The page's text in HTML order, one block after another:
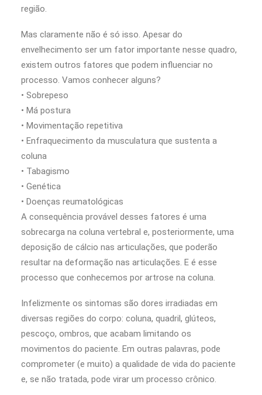
região.
Mas claramente não é só isso. Apesar do
envelhecimento ser um fator importante nesse quadro,
existem outros fatores que podem influenciar no
processo. Vamos conhecer alguns?
• Sobrepeso
• Má postura
• Movimentação repetitiva
• Enfraquecimento da musculatura que sustenta a
coluna
• Tabagismo
• Genética
• Doenças reumatológicas
A consequência provável desses fatores é uma
sobrecarga na coluna vertebral e, posteriormente, uma
deposição de cálcio nas articulações, que poderão
resultar na deformação nas articulações. E é esse
processo que conhecemos por artrose na coluna.
Infelizmente os sintomas são dores irradiadas em
diversas regiões do corpo: coluna, quadril, glúteos,
pescoço, ombros, que acabam limitando os
movimentos do paciente. Em outras palavras, pode
comprometer (e muito) a qualidade de vida do paciente
e, se não tratada, pode virar um processo crônico.